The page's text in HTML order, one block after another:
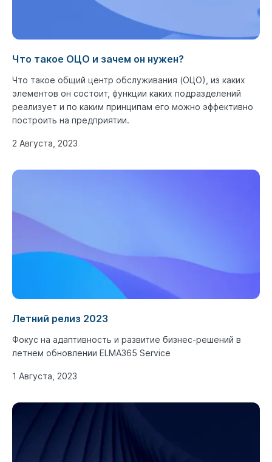
Что такое ОЦО и зачем он нужен?
Что такое общий центр обслуживания (ОЦО), из каких
элементов он состоит, функции каких подразделений
реализует и по каким принципам его можно эффективно
построить на предприятии.
2 Августа, 2023
Летний релиз 2023
Фокус на адаптивность и развитие бизнес-решений в
летнем обновлении ELMA365 Service
1 Августа, 2023